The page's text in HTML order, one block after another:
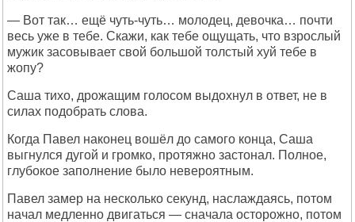
— Вот так… ещё чуть-чуть… молодец, девочка… почти
весь уже в тебе. Скажи, как тебе ощущать, что взрослый
мужик засовывает свой большой толстый хуй тебе в
жопу?
Саша тихо, дрожащим голосом выдохнул в ответ, не в
силах подобрать слова.
Когда Павел наконец вошёл до самого конца, Саша
выгнулся дугой и громко, протяжно застонал. Полное,
глубокое заполнение было невероятным.
Павел замер на несколько секунд, наслаждаясь, потом
начал медленно двигаться — сначала осторожно, потом